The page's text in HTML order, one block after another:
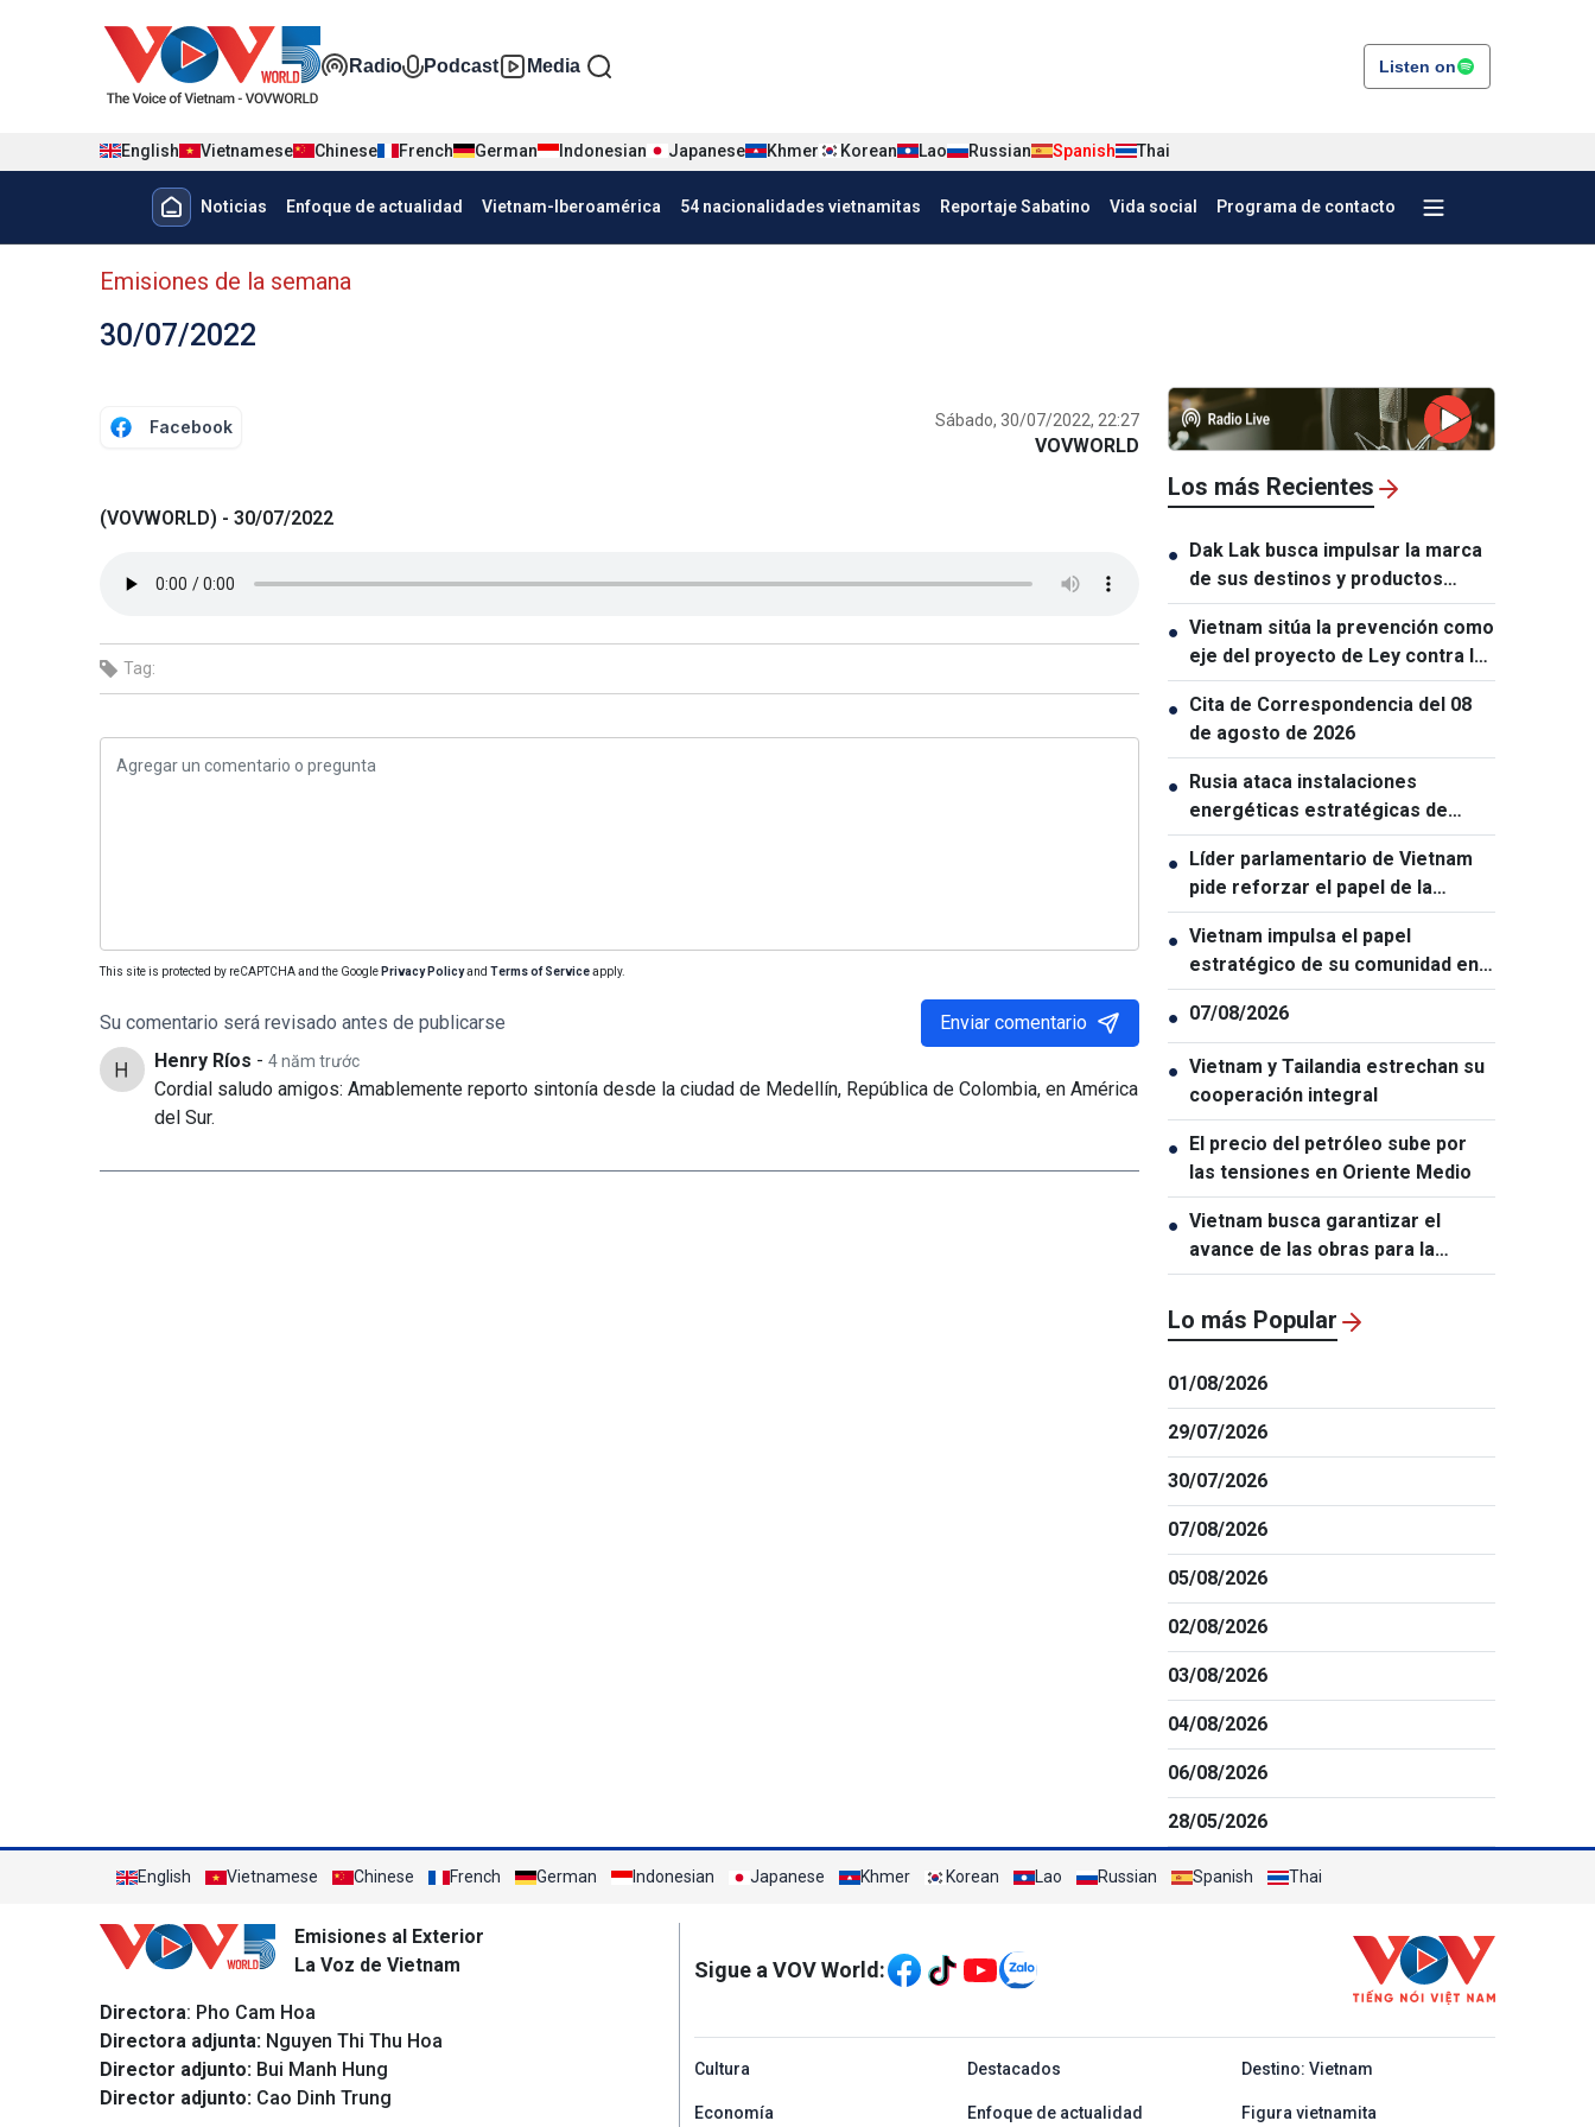
Đa phương tiện tiếng Tây ban nha
Radio Podcast Media Listen on
English Vietnamese Chinese French German Indonesian Japanese Khmer Korean Lao Russian Spanish Thai
Menu trang chủ tiếng Tây Ban Nha
Noticias Enfoque de actualidad Vietnam-Iberoamérica 54 nacionalidades vietnamitas Reportaje Sabatino Vida social Programa de contacto
Menu phụ tiếng Tây ban nha
Emisiones de la semana
30/07/2022
Facebook Sábado, 30/07/2022, 22:27
VOVWORLD
(VOVWORLD) - 30/07/2022
Tag:
This site is protected by reCAPTCHA and the Google Privacy Policyand Terms of Serviceapply.
Su comentario será revisado antes de publicarse
Enviar comentario
Henry Ríos - 4 năm trước
Cordial saludo amigos: Amablemente reporto sintonía desde la ciudad de Medellín, República de Colombia, en América
del Sur.
Los más Recientes
● Dak Lak busca impulsar la marca
de sus destinos y productos
turísticos
● Vietnam sitúa la prevención como
eje del proyecto de Ley contra la
Proliferación de Armas de
Destrucción Masiva
● Cita de Correspondencia del 08
de agosto de 2026
● Rusia ataca instalaciones
energéticas estratégicas de
Ucrania
● Líder parlamentario de Vietnam
pide reforzar el papel de la
Policía Económica
● Vietnam impulsa el papel
estratégico de su comunidad en
el exterior
● 07/08/2026
● Vietnam y Tailandia estrechan su
cooperación integral
● El precio del petróleo sube por
las tensiones en Oriente Medio
● Vietnam busca garantizar el
avance de las obras para la
Cumbre APEC 2027
Lo más Popular
01/08/2026
29/07/2026
30/07/2026
07/08/2026
05/08/2026
02/08/2026
03/08/2026
04/08/2026
06/08/2026
28/05/2026
English Vietnamese Chinese French German Indonesian Japanese Khmer Korean Lao Russian Spanish Thai
Emisiones al Exterior
La Voz de Vietnam
Directora: Pho Cam Hoa
Directora adjunta: Nguyen Thi Thu Hoa
Director adjunto: Bui Manh Hung
Director adjunto: Cao Dinh Trung
Mạng xã hội
Sigue a VOV World:
menu footer tiếng Tây ban nha
Cultura Destacados Destino: Vietnam
Economía Enfoque de actualidad Figura vietnamita